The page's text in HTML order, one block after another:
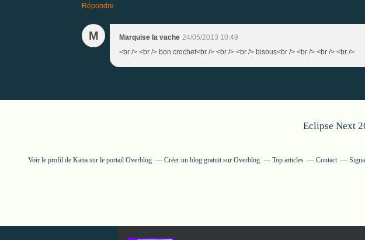
Répondre
M Marquise la vache 24/05/2013 10:49
<br /> <br /> bon crochet<br /> <br /> <br /> bisous<br /> <br /> <br /> <br />
Eclipse Next
Voir le profil de Katia sur le portail Overblog Créer un blog gratuit sur Overblog Top articles Contact